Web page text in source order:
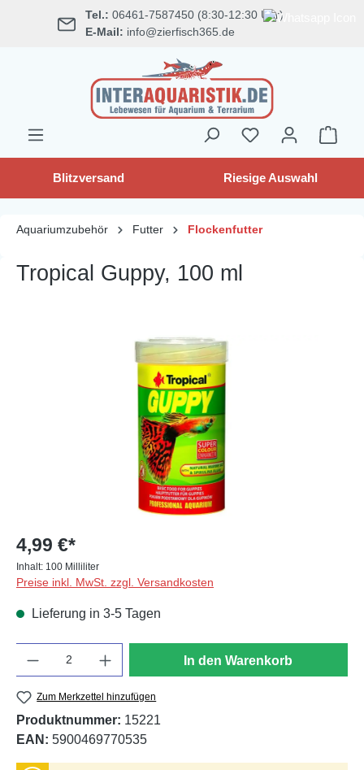
springen Tel.: 06461-7587450 (8:30-12:30 Uhr)
E-Mail: info@zierfisch365.de
Blitzversand Riesige Auswahl
Aquariumzubehör Futter Flockenfutter
Tropical Guppy, 100 ml
Bildergalerie überspringen
4,99 €*
Inhalt: 100 Milliliter
Preise inkl. MwSt. zzgl. Versandkosten
Lieferung in 3-5 Tagen
In den Warenkorb
Zum Merkzettel hinzufügen
Produktnummer: 15221
EAN: 5900469770535